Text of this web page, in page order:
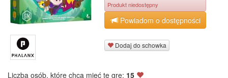
Produkt niedostępny
Powiadom o dostępności
Dodaj do schowka
Liczba osób, które chcą mieć tę grę: 15